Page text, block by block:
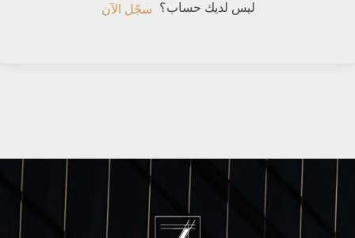
ليس لديك حساب؟ سجّل الآن